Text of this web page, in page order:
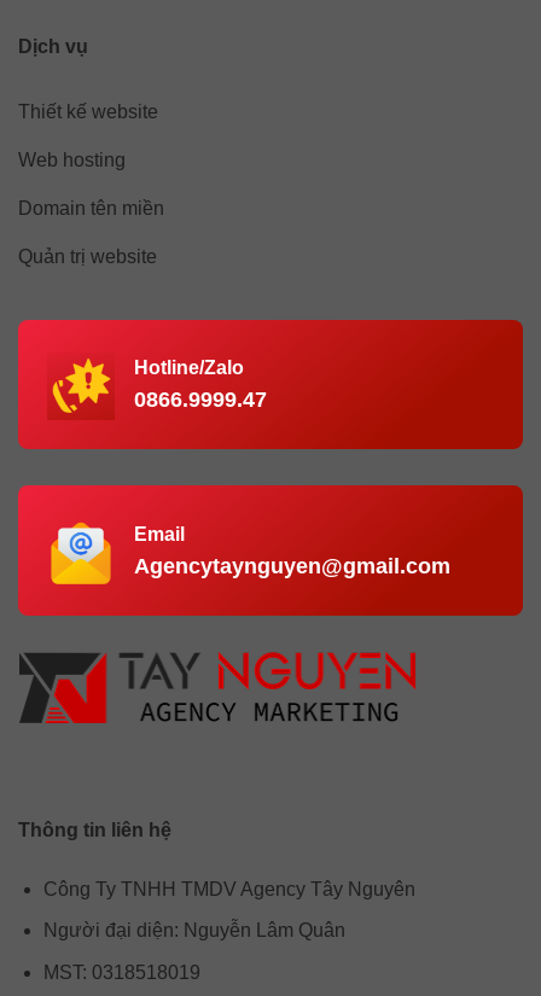
Dịch vụ
Thiết kế website
Web hosting
Domain tên miền
Quản trị website
Hotline/Zalo
0866.9999.47
Email
Agencytaynguyen@gmail.com
Thông tin liên hệ
Công Ty TNHH TMDV Agency Tây Nguyên
Người đại diện: Nguyễn Lâm Quân
MST: 0318518019